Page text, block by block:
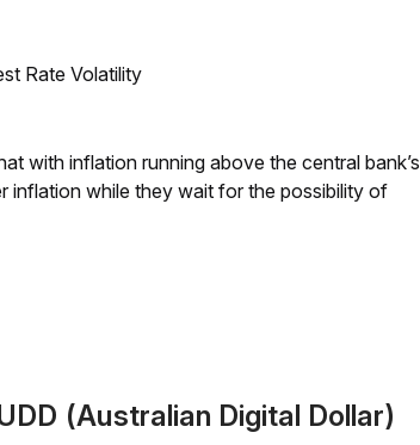
Rate Volatility
with inflation running above the central bank’s
inflation while they wait for the possibility of
(Australian Digital Dollar)